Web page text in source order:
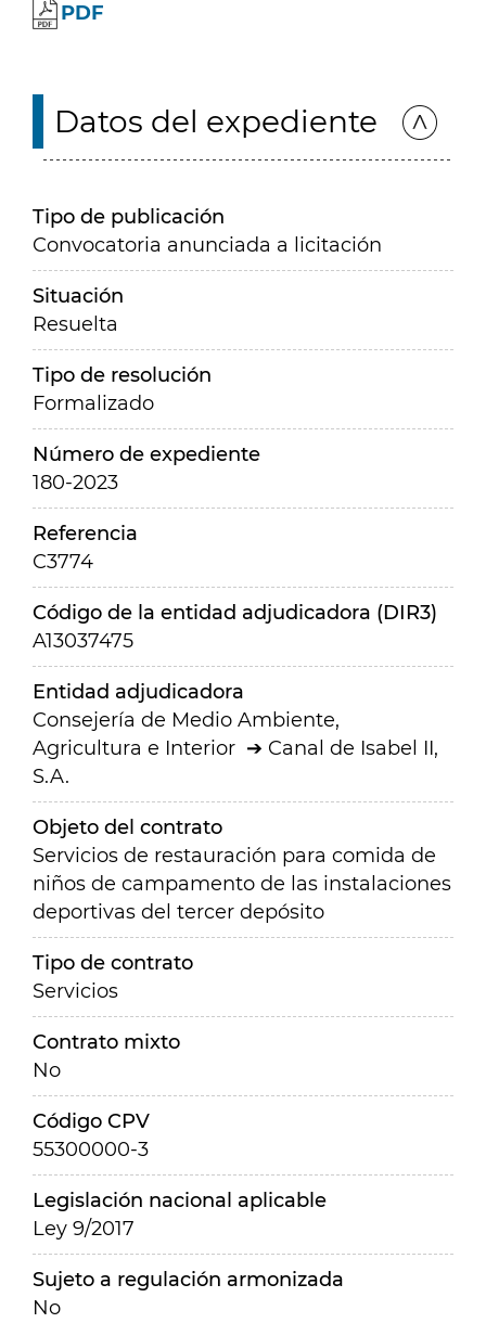
PDF
Datos del expediente
Tipo de publicación
Convocatoria anunciada a licitación
Situación
Resuelta
Tipo de resolución
Formalizado
Número de expediente
180-2023
Referencia
C3774
Código de la entidad adjudicadora (DIR3)
A13037475
Entidad adjudicadora
Consejería de Medio Ambiente,
Agricultura e Interior
Canal de Isabel II,
S.A.
Objeto del contrato
Servicios de restauración para comida de
niños de campamento de las instalaciones
deportivas del tercer depósito
Tipo de contrato
Servicios
Contrato mixto
No
Código CPV
55300000-3
Legislación nacional aplicable
Ley 9/2017
Sujeto a regulación armonizada
No